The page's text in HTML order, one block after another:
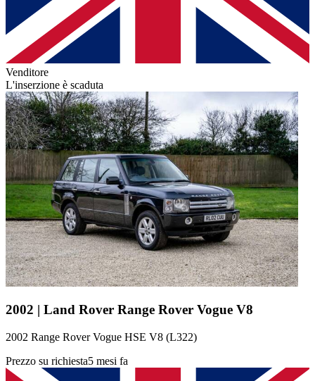
Venditore
L'inserzione è scaduta
2002 | Land Rover Range Rover Vogue V8
2002 Range Rover Vogue HSE V8 (L322)
Prezzo su richiesta5 mesi fa